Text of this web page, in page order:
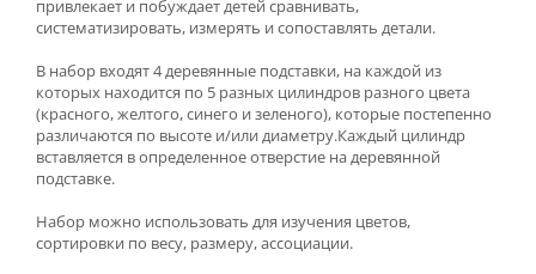
привлекает и побуждает детей сравнивать,
систематизировать, измерять и сопоставлять детали.
В набор входят 4 деревянные подставки, на каждой из
которых находится по 5 разных цилиндров разного цвета
(красного, желтого, синего и зеленого), которые постепенно
различаются по высоте и/или диаметру.Каждый цилиндр
вставляется в определенное отверстие на деревянной
подставке.
Набор можно использовать для изучения цветов,
сортировки по весу, размеру, ассоциации.